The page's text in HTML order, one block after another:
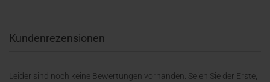
Kundenrezensionen
Leider sind noch keine Bewertungen vorhanden. Seien Sie der Erste,